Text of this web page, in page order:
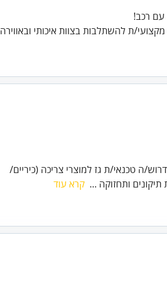
ת להשתלבות בצוות איכותי ובאווירה
ה טכנאי/ת גז למוצרי צריכה (כיריים/
קרא עוד